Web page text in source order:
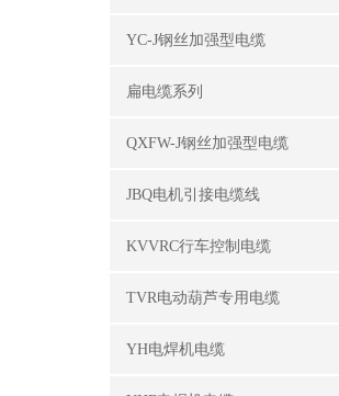
YC-J钢丝加强型电缆
扁电缆系列
QXFW-J钢丝加强型电缆
JBQ电机引接电缆线
KVVRC行车控制电缆
TVR电动葫芦专用电缆
YH电焊机电缆